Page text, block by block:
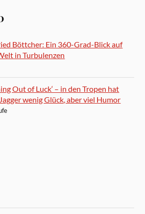
Böttcher: Ein 360-Grad-Blick auf
in Turbulenzen
Out of Luck‘ – in den Tropen hat
wenig Glück, aber viel Humor